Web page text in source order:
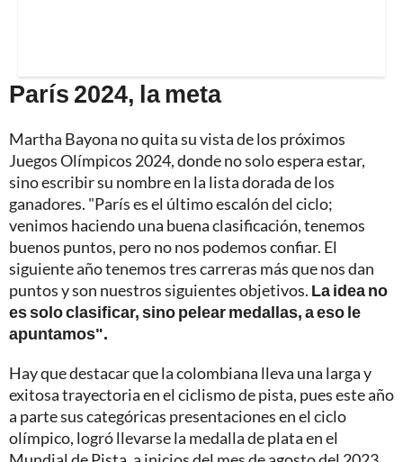
París 2024, la meta
Martha Bayona no quita su vista de los próximos
Juegos Olímpicos 2024, donde no solo espera estar,
sino escribir su nombre en la lista dorada de los
ganadores. "París es el último escalón del ciclo;
venimos haciendo una buena clasificación, tenemos
buenos puntos, pero no nos podemos confiar. El
siguiente año tenemos tres carreras más que nos dan
puntos y son nuestros siguientes objetivos. La idea no
es solo clasificar, sino pelear medallas, a eso le
apuntamos".
Hay que destacar que la colombiana lleva una larga y
exitosa trayectoria en el ciclismo de pista, pues este año
a parte sus categóricas presentaciones en el ciclo
olímpico, logró llevarse la medalla de plata en el